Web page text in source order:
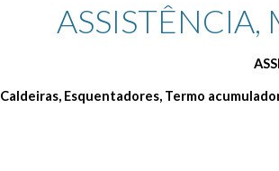
Caldeiras, Esquentadores, Termo